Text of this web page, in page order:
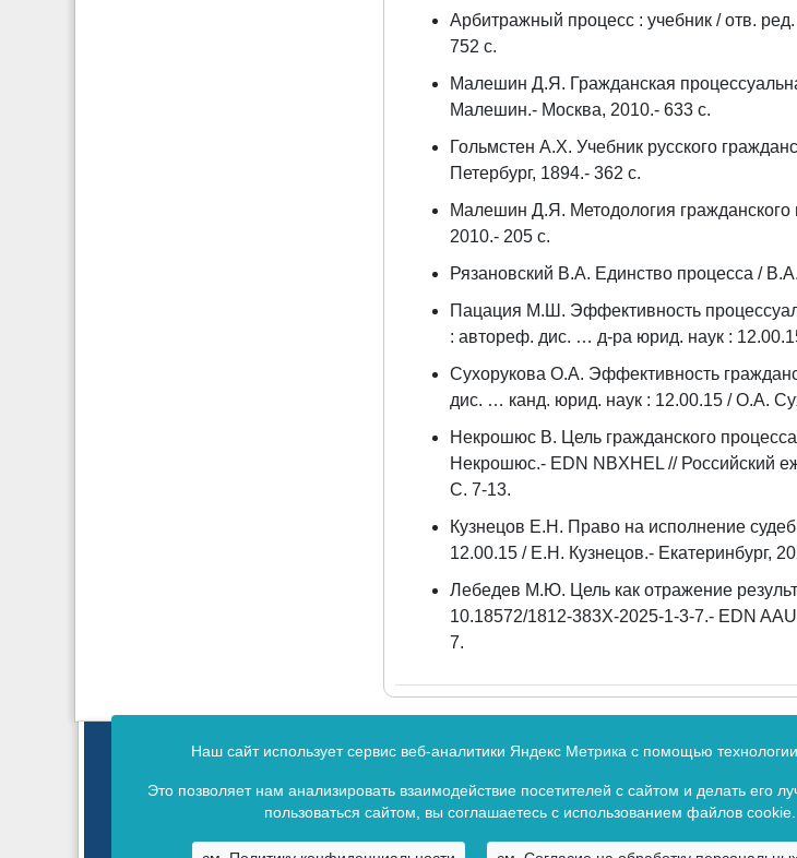
Арбитражный процесс : учебник / отв.
752 с.
Малешин Д.Я. Гражданская
Малешин.- Москва, 2010.- 633 с.
Гольмстен А.Х. Учебник русского
Петербург, 1894.- 362 с.
Малешин Д.Я. Методология
2010.- 205 с.
Рязановский В.А. Единство процесса /
Пацация М.Ш. Эффективность
: автореф. дис. … д-ра юрид. наук :
Сухорукова О.А. Эффективность
дис. … канд. юрид. наук : 12.00.15 / О.А.
Некрошюс В. Цель гражданского
Некрошюс.- EDN NBXHEL // Российский
С. 7-13.
Кузнецов Е.Н. Право на исполнение
12.00.15 / Е.Н. Кузнецов.- Екатеринбург,
Лебедев М.Ю. Цель как отражение
10.18572/1812-383X-2025-1-3-7.- EDN
7.
Наш сайт использует сервис веб-аналитики Яндекс Метрика с помощью
Это позволяет нам анализировать взаимодействие посетителей с сайтом и делать его
пользоваться сайтом, вы соглашаетесь с использованием файлов cookie.
Издание зарегистрировано в Федеральной службе по надзору в